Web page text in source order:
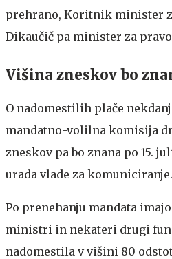
prehrano, Koritnik minister
Dikaučič pa minister za
Višina zneskov bo
O nadomestilih plače
mandatno-volilna komisija
zneskov pa bo znana po 15.
urada vlade za komuniciranje.
Po prenehanju mandata
ministri in nekateri drugi
nadomestila v višini 80